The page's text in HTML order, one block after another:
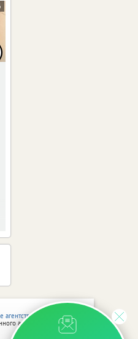
vRossii.ru
агентства vRossii.ru